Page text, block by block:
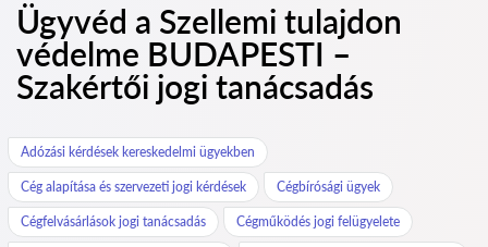
Ügyvéd a Szellemi tulajdon
védelme BUDAPESTI –
Szakértői jogi tanácsadás
Adózási kérdések kereskedelmi ügyekben
Cég alapítása és szervezeti jogi kérdések Cégbírósági ügyek
Cégfelvásárlások jogi tanácsadás Cégműködés jogi felügyelete